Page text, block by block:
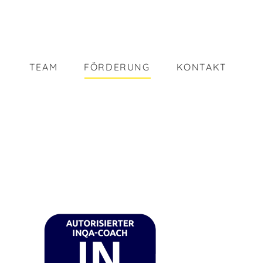
TEAM FÖRDERUNG KONTAKT
TEAM FÖRDERUNG KONTAKT